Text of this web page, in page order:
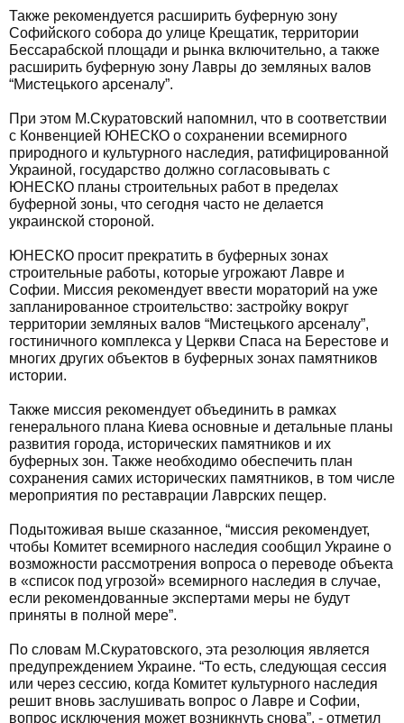
Также рекомендуется расширить буферную зону
Софийского собора до улице Крещатик, территории
Бессарабской площади и рынка включительно, а также
расширить буферную зону Лавры до земляных валов
“Мистецького арсеналу”.
При этом М.Скуратовский напомнил, что в соответствии
с Конвенцией ЮНЕСКО о сохранении всемирного
природного и культурного наследия, ратифицированной
Украиной, государство должно согласовывать с
ЮНЕСКО планы строительных работ в пределах
буферной зоны, что сегодня часто не делается
украинской стороной.
ЮНЕСКО просит прекратить в буферных зонах
строительные работы, которые угрожают Лавре и
Софии. Миссия рекомендует ввести мораторий на уже
запланированное строительство: застройку вокруг
территории земляных валов “Мистецького арсеналу”,
гостиничного комплекса у Церкви Спаса на Берестове и
многих других объектов в буферных зонах памятников
истории.
Также миссия рекомендует объединить в рамках
генерального плана Киева основные и детальные планы
развития города, исторических памятников и их
буферных зон. Также необходимо обеспечить план
сохранения самих исторических памятников, в том числе
мероприятия по реставрации Лаврских пещер.
Подытоживая выше сказанное, “миссия рекомендует,
чтобы Комитет всемирного наследия сообщил Украине о
возможности рассмотрения вопроса о переводе объекта
в «список под угрозой» всемирного наследия в случае,
если рекомендованные экспертами меры не будут
приняты в полной мере”.
По словам М.Скуратовского, эта резолюция является
предупреждением Украине. “То есть, следующая сессия
или через сессию, когда Комитет культурного наследия
решит вновь заслушивать вопрос о Лавре и Софии,
вопрос исключения может возникнуть снова”, - отметил